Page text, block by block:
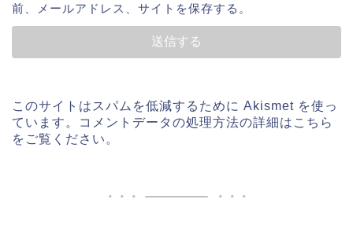
前、メールアドレス、サイトを保存する。
このサイトはスパムを低減するために Akismet を使っ
ています。
コメントデータの処理方法の詳細はこちら
をご覧ください 。